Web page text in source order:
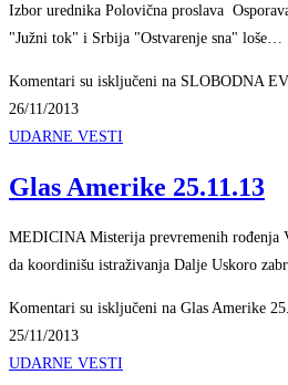
Izbor urednika Polovična proslava
"Južni tok" i Srbija "Ostvarenje sna" loše…
Komentari su isključeni na SLOBODNA
26/11/2013
UDARNE VESTI
Glas Amerike 25.11.13
MEDICINA Misterija prevremenih rođenja
da koordinišu istraživanja Dalje Uskoro
Komentari su isključeni na Glas Amerike
25/11/2013
UDARNE VESTI